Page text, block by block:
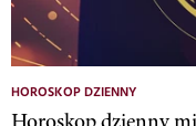
HOROSKOP DZIENNY